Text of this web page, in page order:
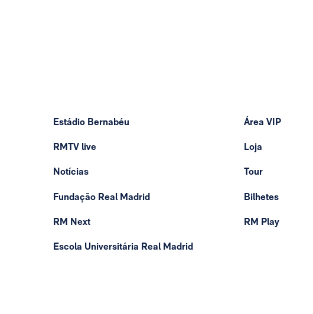
Estádio Bernabéu
RMTV live
Notícias
Fundação Real Madrid
RM Next
Escola Universitária Real Madrid
Área VIP
Loja
Tour
Bilhetes
RM Play